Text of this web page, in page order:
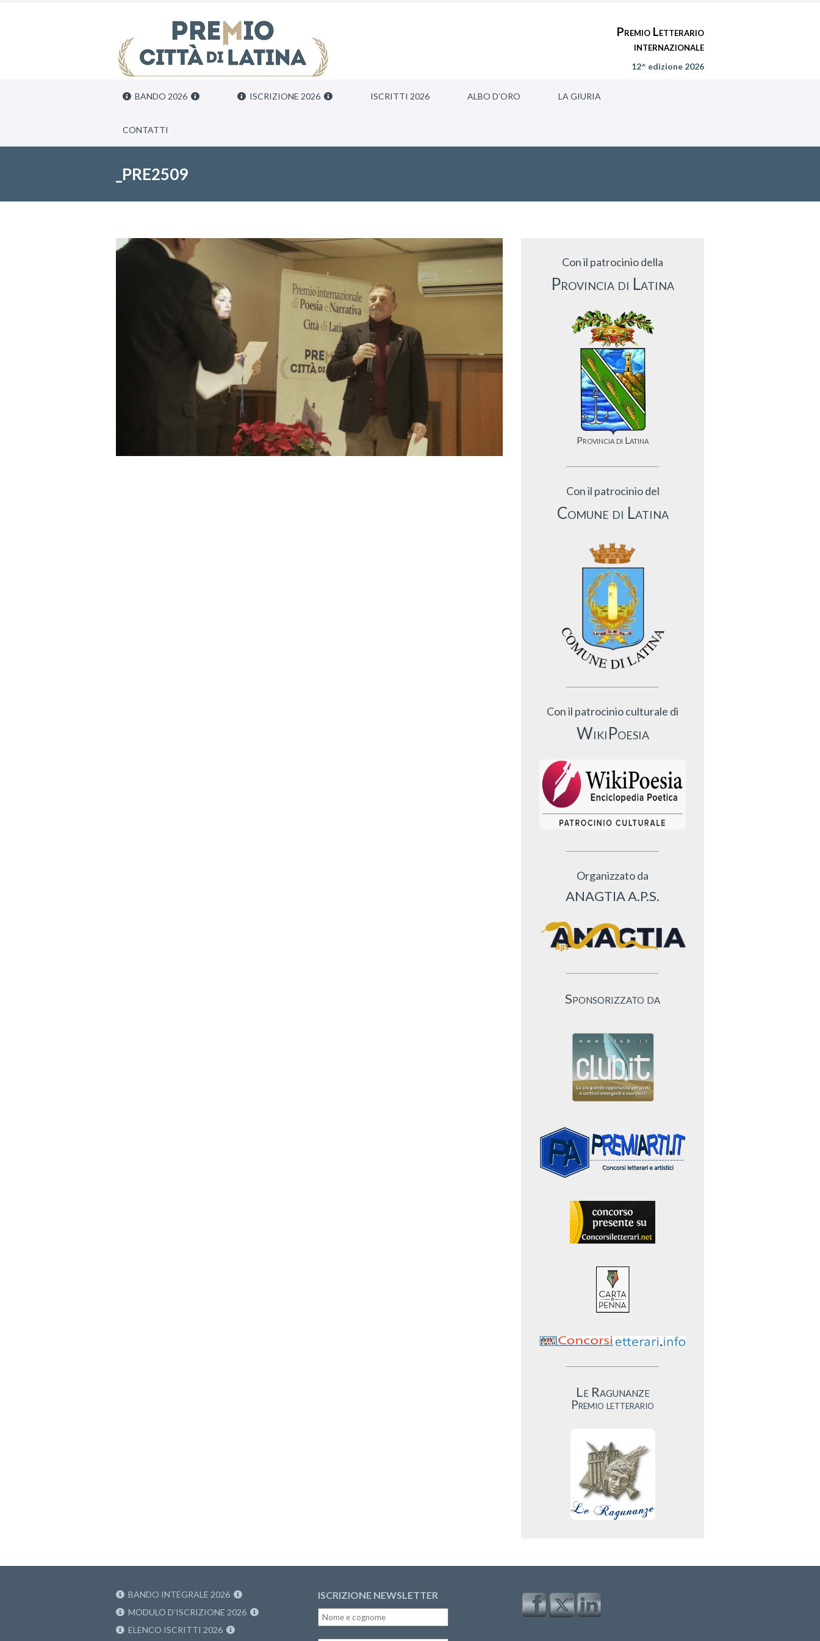
Premio Letterario
internazionale
12^ edizione 2026
BANDO 2026 ISCRIZIONE 2026 ISCRITTI 2026 ALBO D’ORO LA GIURIA
CONTATTI
_PRE2509
Con il patrocinio della
Provincia di Latina
Provincia di Latina
Con il patrocinio del
Comune di Latina
Con il patrocinio culturale di
WikiPoesia
Organizzato da
ANAGTIA A.P.S.
Sponsorizzato da
Le Ragunanze
Premio letterario
BANDO INTEGRALE 2026
MODULO D’ISCRIZIONE 2026
ELENCO ISCRITTI 2026
ISCRIZIONE NEWSLETTER